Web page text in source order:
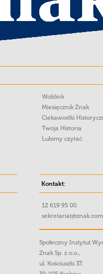
Woblink
Miesięcznik Znak
Ciekawostki
Twoja Historia
Lubimy czytać
Kontakt:
12 619 95 00
Społeczny Instytut
Znak Sp. z o.o.,
ul. Kościuszki 37,